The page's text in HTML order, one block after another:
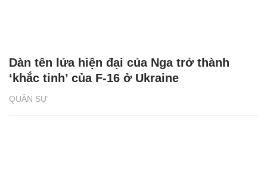
QUÂN SỰ
Dàn tên lửa hiện đại của Nga trở thành
‘khắc tinh’ của F-16 ở Ukraine